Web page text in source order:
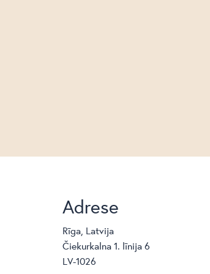
Adrese
Rīga, Latvija
Čiekurkalna 1. līnija 6
LV-1026